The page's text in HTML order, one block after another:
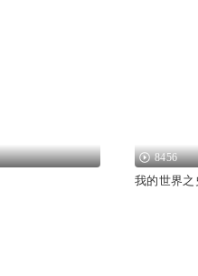
8456
我的世界